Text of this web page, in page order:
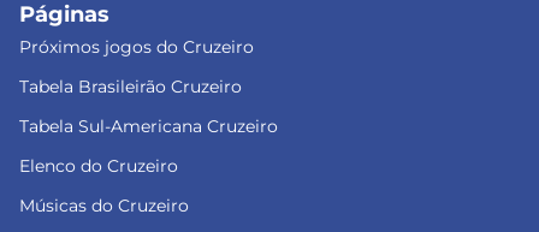
Páginas
Próximos jogos do Cruzeiro
Tabela Brasileirão Cruzeiro
Tabela Sul-Americana Cruzeiro
Elenco do Cruzeiro
Músicas do Cruzeiro